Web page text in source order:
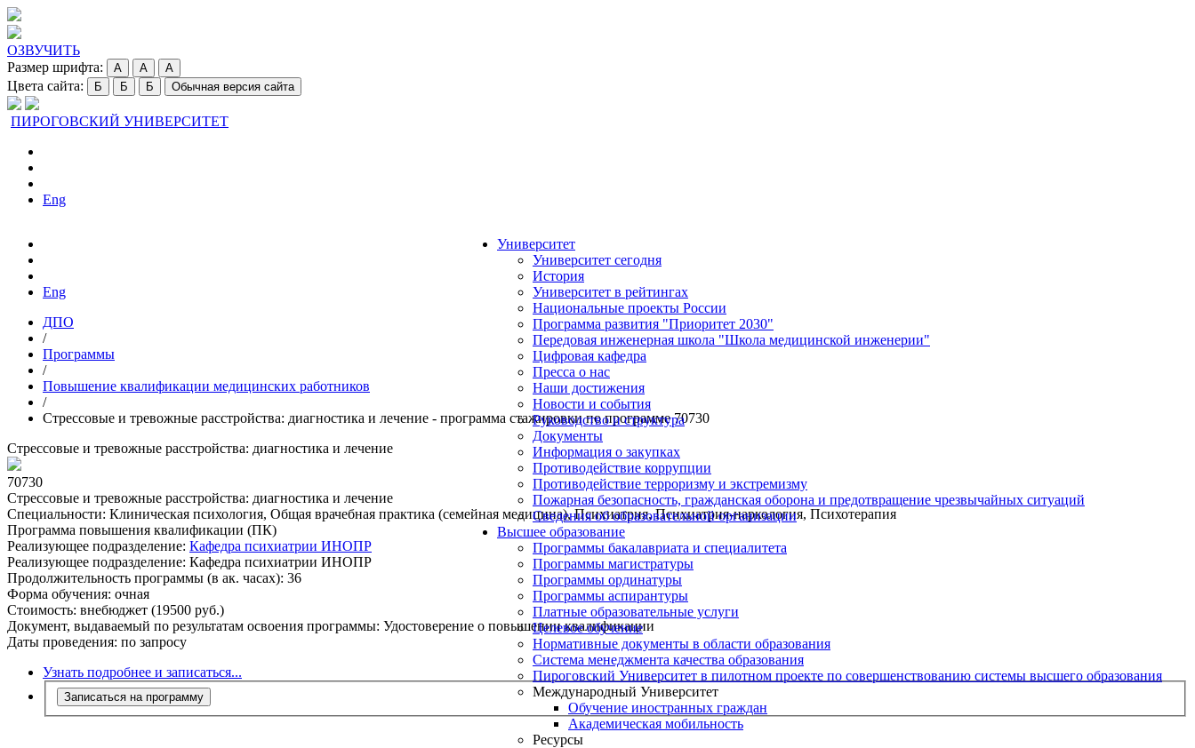
ОЗВУЧИТЬ
Размер шрифта:
A A A
Цвета сайта: Б Б Б Обычная версия сайта
ПИРОГОВСКИЙ УНИВЕРСИТЕТ
Eng
Университет
Университет сегодня
История
Университет в рейтингах
Национальные проекты России
Программа развития "Приоритет 2030"
Передовая инженерная школа "Школа медицинской инженерии"
Цифровая кафедра
Пресса о нас
Наши достижения
Новости и события
Руководство и структура
Документы
Информация о закупках
Противодействие коррупции
Противодействие терроризму и экстремизму
Пожарная безопасность, гражданская оборона и предотвращение чрезвычайных ситуаций
Сведения об образовательной организации
Высшее образование
Программы бакалавриата и специалитета
Программы магистратуры
Программы ординатуры
Программы аспирантуры
Платные образовательные услуги
Целевое обучение
Нормативные документы в области образования
Система менеджмента качества образования
Пироговский Университет в пилотном проекте по совершенствованию системы высшего образования
Международный Университет
Обучение иностранных граждан
Академическая мобильность
Ресурсы
Eng
ДПО
/
Программы
/
Повышение квалификации медицинских работников
/
Стрессовые и тревожные расстройства: диагностика и лечение - программа стажировки по программе 70730
Стрессовые и тревожные расстройства: диагностика и лечение
70730
Стрессовые и тревожные расстройства: диагностика и лечение
Специальности: Клиническая психология, Общая врачебная практика (семейная медицина), Психиатрия, Психиатрия-наркология, Психотерапия
Программа повышения квалификации (ПК)
Реализующее подразделение: Кафедра психиатрии ИНОПР
Реализующее подразделение: Кафедра психиатрии ИНОПР
Продолжительность программы (в ак. часах): 36
Форма обучения: очная
Стоимость: внебюджет (19500 руб.)
Документ, выдаваемый по результатам освоения программы: Удостоверение о повышении квалификации
Даты проведения: по запросу
Узнать подробнее и записаться...
Записаться на программу